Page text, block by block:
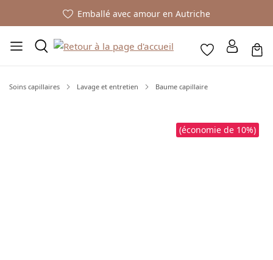
Emballé avec amour en Autriche
Soins capillaires Lavage et entretien Baume capillaire
(économie de 10%)